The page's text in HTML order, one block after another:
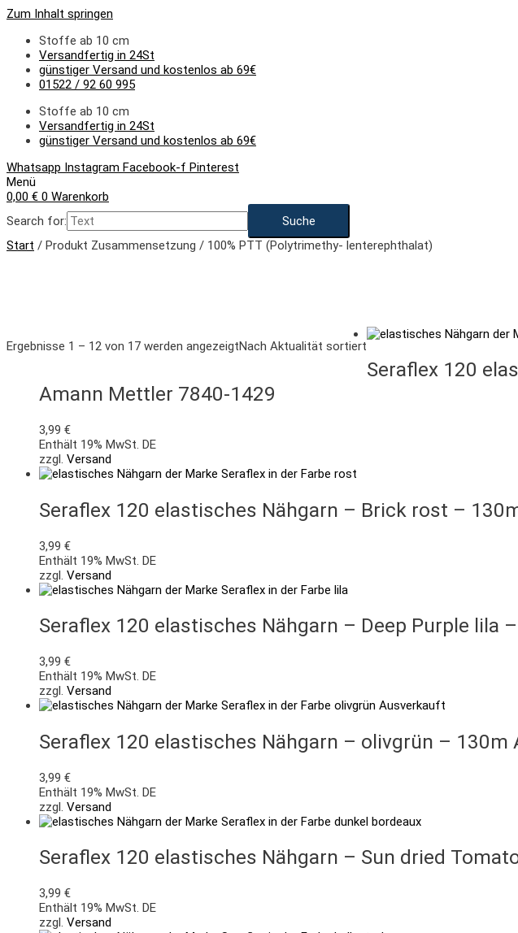
Zum Inhalt springen
Stoffe ab 10 cm
Versandfertig in 24St
günstiger Versand und kostenlos ab 69€
01522 / 92 60 995
Stoffe ab 10 cm
Versandfertig in 24St
günstiger Versand und kostenlos ab 69€
Whatsapp Instagram Facebook-f Pinterest
Menü
0,00 € 0 Warenkorb
Search for:
Start / Produkt Zusammensetzung / 100% PTT (Polytrimethy- lenterephthalat)
Ergebnisse 1 – 12 von 17 werden angezeigtNach Aktualität sortiert
Seraflex 120
Amann Mettler 7840-1429
3,99 €
Enthält 19% MwSt. DE
zzgl. Versand
Seraflex 120 elastisches Nähgarn – Brick rost –
3,99 €
Enthält 19% MwSt. DE
zzgl. Versand
Seraflex 120 elastisches Nähgarn – Deep Purple lila
3,99 €
Enthält 19% MwSt. DE
zzgl. Versand
Ausverkauft
Seraflex 120 elastisches Nähgarn – olivgrün –
3,99 €
Enthält 19% MwSt. DE
zzgl. Versand
Seraflex 120 elastisches Nähgarn – Sun dried
3,99 €
Enthält 19% MwSt. DE
zzgl. Versand